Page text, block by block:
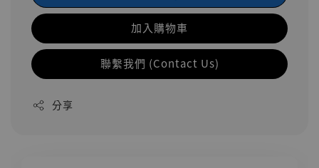
加入購物車
聯繫我們 (Contact Us)
分享